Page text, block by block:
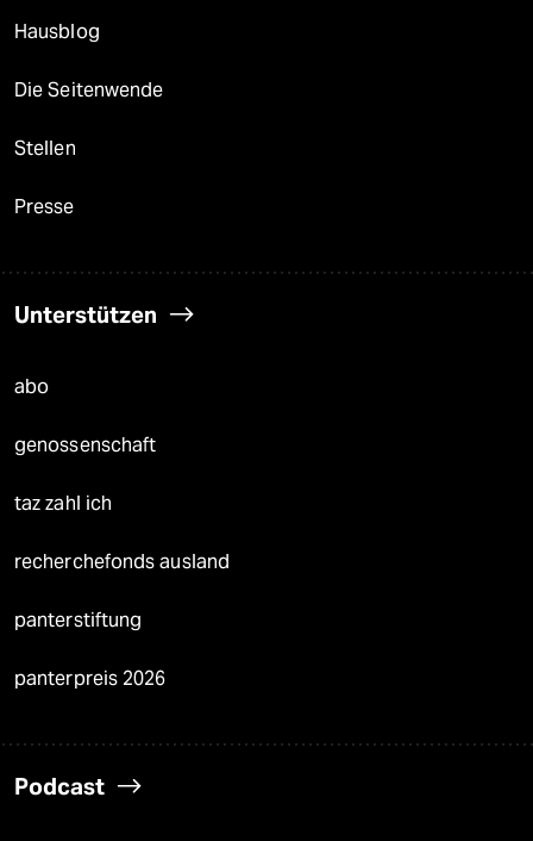
Hausblog
Die Seitenwende
Stellen
Presse
Unterstützen
abo
genossenschaft
taz zahl ich
recherchefonds ausland
panterstiftung
panterpreis 2026
Podcast